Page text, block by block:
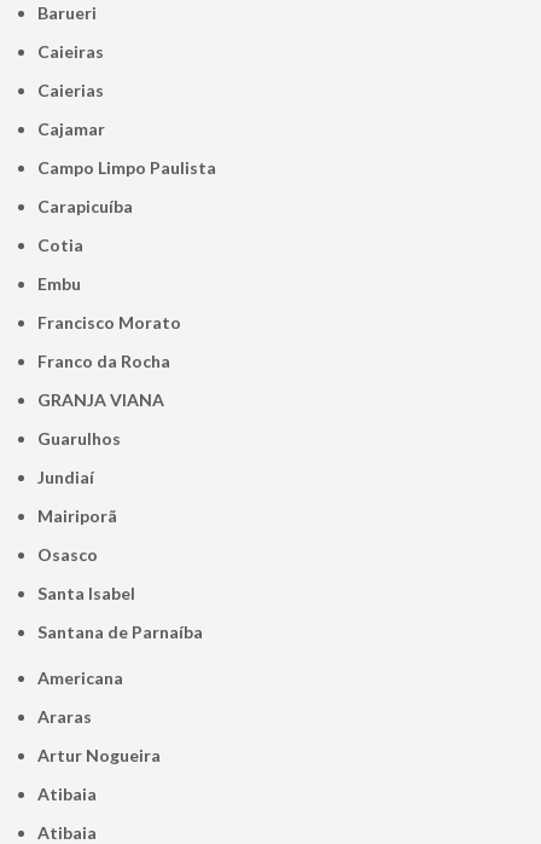
Barueri
Caieiras
Caierias
Cajamar
Campo Limpo Paulista
Carapicuíba
Cotia
Embu
Francisco Morato
Franco da Rocha
GRANJA VIANA
Guarulhos
Jundiaí
Mairiporã
Osasco
Santa Isabel
Santana de Parnaíba
Americana
Araras
Artur Nogueira
Atibaia
Atibaia